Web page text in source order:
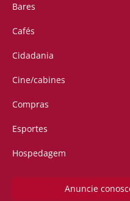
Bares
Cafés
Cidadania
Cine/cabines
Compras
Esportes
Hospedagem
Anuncie